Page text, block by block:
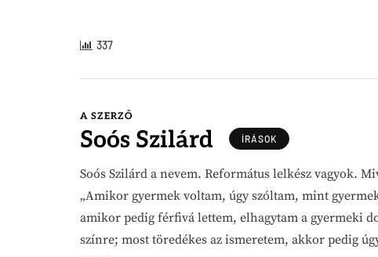
337
A SZERZŐ
Soós Szilárd ÍRÁSOK
Soós Szilárd a nevem. Református lelkész vagyok.
„Amikor gyermek voltam, úgy szóltam, mint
amikor pedig férfivá lettem, elhagytam a gyermeki
színre; most töredékes az ismeretem, akkor pedig